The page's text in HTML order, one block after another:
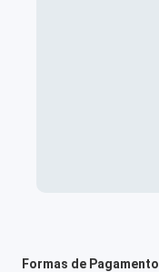
Formas de Pagamento